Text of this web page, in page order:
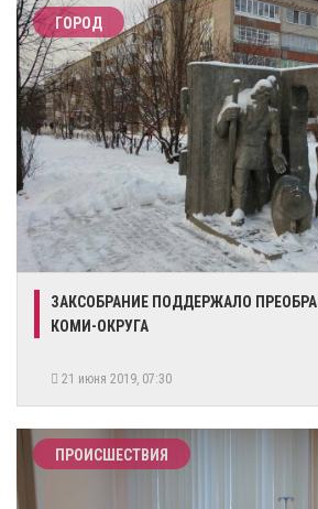
ГОРОД
ЗАКСОБРАНИЕ ПОДДЕРЖАЛО
КОМИ-ОКРУГА
21 июня 2019, 07:30
ПРОИСШЕСТВИЯ